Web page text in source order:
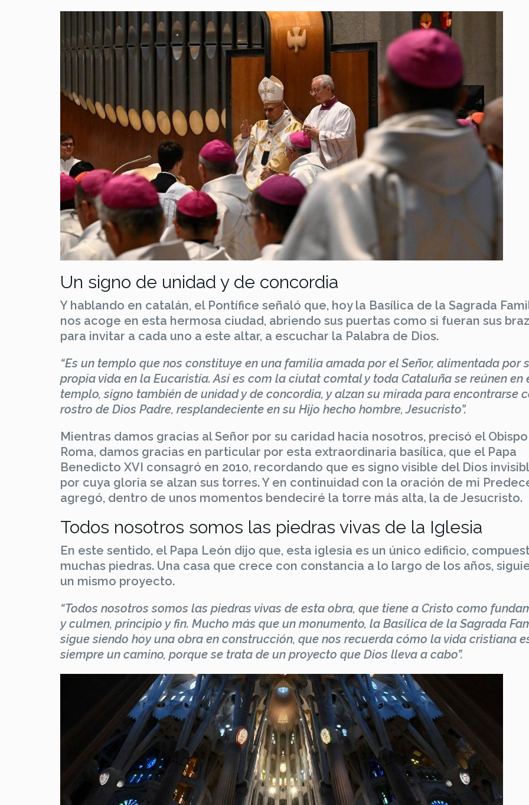
Un signo de unidad y de concordia
Y hablando en catalán, el Pontífice señaló que, hoy la Basílica de la Sagrada
nos acoge en esta hermosa ciudad, abriendo sus puertas como si fueran sus
para invitar a cada uno a este altar, a escuchar la Palabra de Dios.
“Es un templo que nos constituye en una familia amada por el Señor, alimentada por
propia vida en la Eucaristía. Así es com la ciutat comtal y toda Cataluña se reúnen en
templo, signo también de unidad y de concordia, y alzan su mirada para encontrarse
rostro de Dios Padre, resplandeciente en su Hijo hecho hombre, Jesucristo”.
Mientras damos gracias al Señor por su caridad hacia nosotros, precisó el
Roma, damos gracias en particular por esta extraordinaria basílica, que el Papa
Benedicto XVI consagró en 2010, recordando que es signo visible del Dios
por cuya gloria se alzan sus torres. Y en continuidad con la oración de mi
agregó, dentro de unos momentos bendeciré la torre más alta, la de Jesucristo.
Todos nosotros somos las piedras vivas de la Iglesia
En este sentido, el Papa León dijo que, esta iglesia es un único edificio,
muchas piedras. Una casa que crece con constancia a lo largo de los años,
un mismo proyecto.
“Todos nosotros somos las piedras vivas de esta obra, que tiene a Cristo como
y culmen, principio y fin. Mucho más que un monumento, la Basílica de la Sagrada
sigue siendo hoy una obra en construcción, que nos recuerda cómo la vida cristiana
siempre un camino, porque se trata de un proyecto que Dios lleva a cabo”.